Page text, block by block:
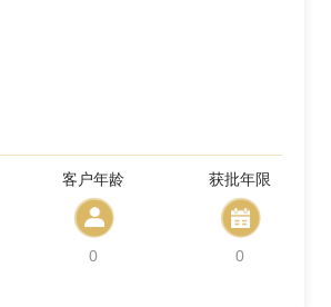
客户年龄
0
获批年限
0